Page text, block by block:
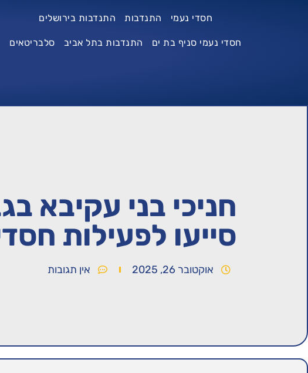
חסדי נעמי התנדבות התנדבות בירושלים
חסדי נעמי סניף בת ים התנדבות בתל אביב סלבריטאים
חניכי בני עקיבא
סייעו לפעילות
אוקטובר 26, 2025 אין תגובות